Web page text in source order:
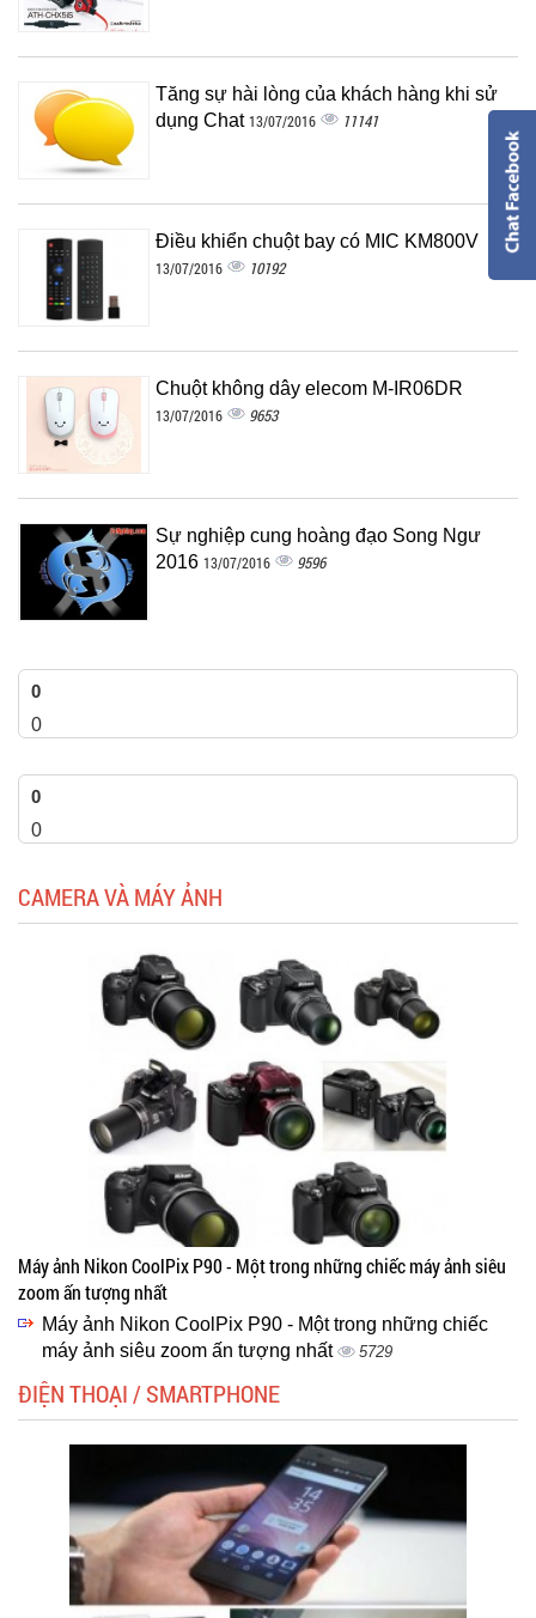
Tăng sự hài lòng của khách hàng khi sử
dụng Chat13/07/2016 11141
Điều khiển chuột bay có MIC KM800V
13/07/2016 10192
Chuột không dây elecom M-IR06DR
13/07/2016 9653
Sự nghiệp cung hoàng đạo Song Ngư
2016 13/07/2016 9596
0
0
0
0
CAMERA VÀ MÁY ẢNH
Máy ảnh Nikon CoolPix P90 - Một trong những chiếc máy ảnh siêu
zoom ấn tượng nhất
Máy ảnh Nikon CoolPix P90 - Một trong những chiếc
máy ảnh siêu zoom ấn tượng nhất
5729
ĐIỆN THOẠI / SMARTPHONE